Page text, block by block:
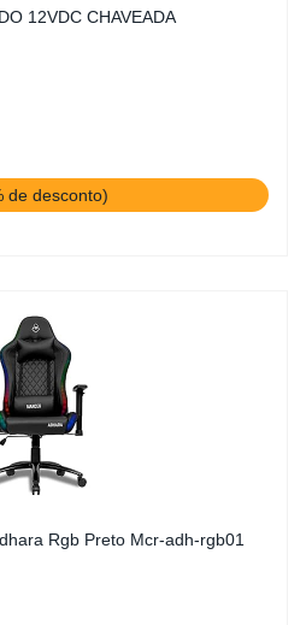
12VDC CHAVEADA
de desconto)
Rgb Preto Mcr-adh-rgb01